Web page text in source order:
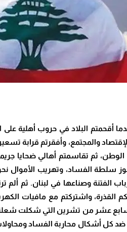
أقحمتم البلاد في حروب أهلية
والمجتمع، وأفقرتم قرابة
ثم تقاسمتم أهالي ضحايا
سلطة الفساد، وتهريب
وصناعها في لبنان. ثم ألم
واشتركتم مع مافيات
السابع عشر من تشرين التي شكلت
أشكال محاربة الفساد ومحاولات